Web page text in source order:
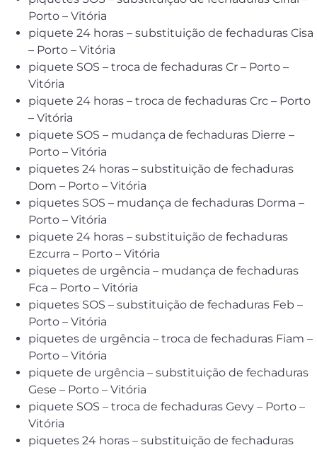
Porto – Vitória
piquete 24 horas – substituição de fechaduras Cisa
– Porto – Vitória
piquete SOS – troca de fechaduras Cr – Porto –
Vitória
piquete 24 horas – troca de fechaduras Crc – Porto
– Vitória
piquete SOS – mudança de fechaduras Dierre –
Porto – Vitória
piquetes 24 horas – substituição de fechaduras
Dom – Porto – Vitória
piquetes SOS – mudança de fechaduras Dorma –
Porto – Vitória
piquete 24 horas – substituição de fechaduras
Ezcurra – Porto – Vitória
piquetes de urgência – mudança de fechaduras
Fca – Porto – Vitória
piquetes SOS – substituição de fechaduras Feb –
Porto – Vitória
piquetes de urgência – troca de fechaduras Fiam –
Porto – Vitória
piquete de urgência – substituição de fechaduras
Gese – Porto – Vitória
piquete SOS – troca de fechaduras Gevy – Porto –
Vitória
piquetes 24 horas – substituição de fechaduras